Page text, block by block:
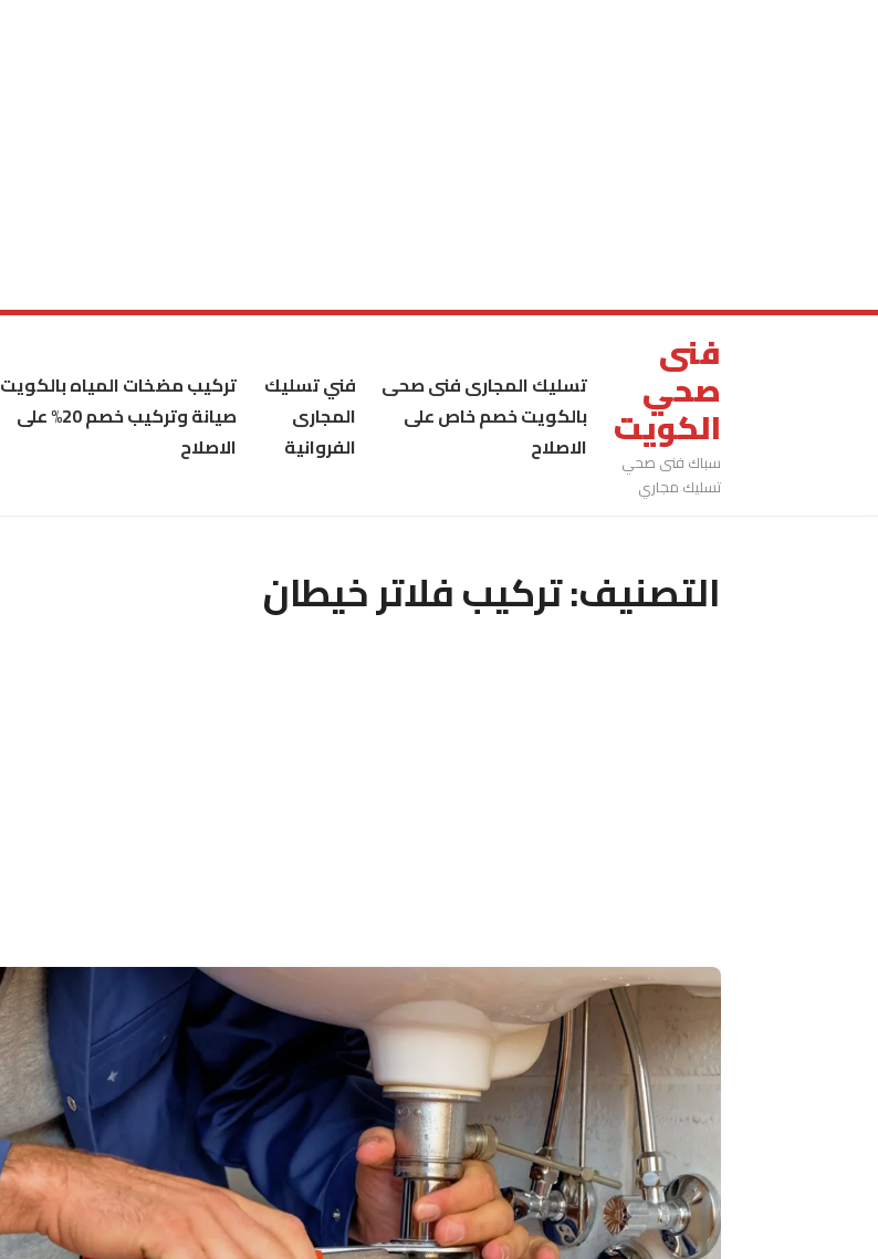
فنى
صحي
الكويت
سباك فنى صحي
تسليك مجاري
تسليك المجارى فنى صحى
بالكويت خصم خاص على
الاصلاح
فني تسليك
المجارى
الفروانية
تركيب مضخات المياه بالكويت
صيانة وتركيب خصم 20% على
الاصلاح
التصنيف:تركيب فلاتر خيطان